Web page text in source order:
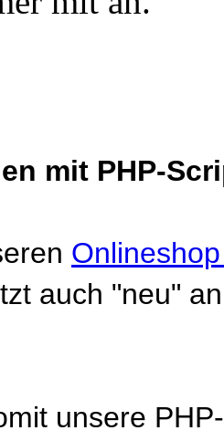
mit PHP-
auch "neu"
unsere